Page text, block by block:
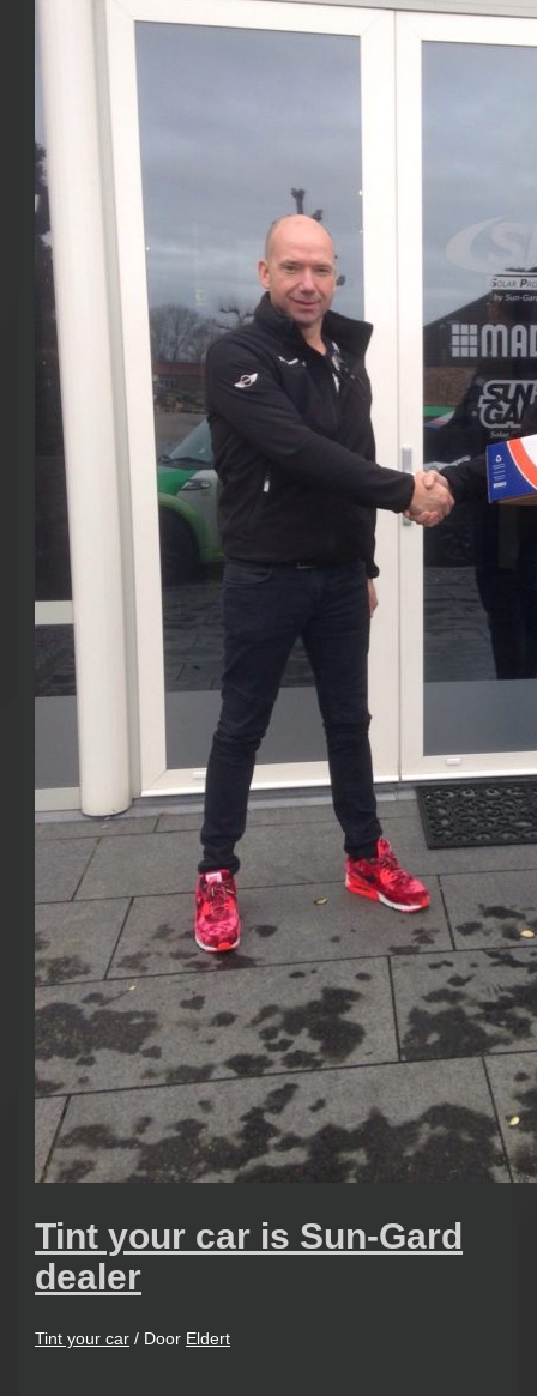
Tint your car is Sun-Gard
dealer
Tint your car / Door Eldert